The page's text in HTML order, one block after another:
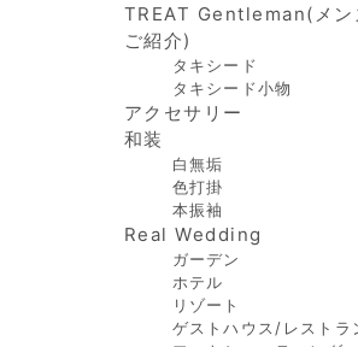
TREAT Gentleman(メン
ご紹介)
タキシード
タキシード小物
アクセサリー
和装
白無垢
色打掛
本振袖
Real Wedding
ガーデン
ホテル
リゾート
ゲストハウス/レストラ